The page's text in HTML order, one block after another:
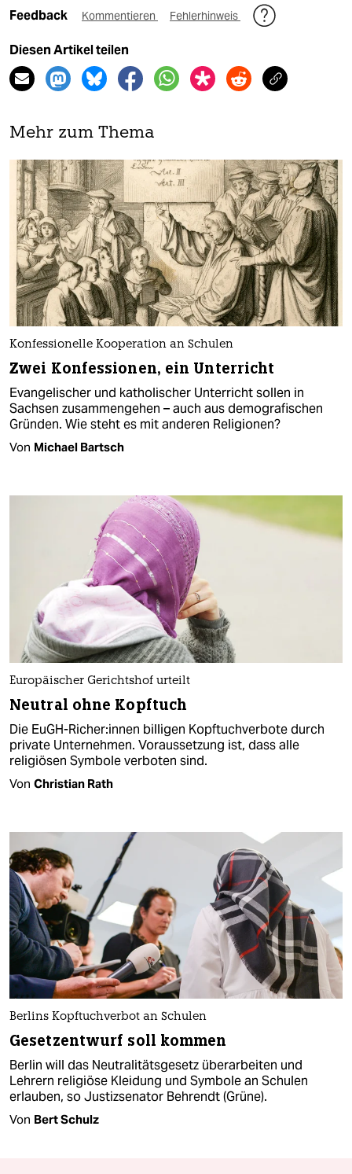
Feedback Kommentieren Fehlerhinweis
Diesen Artikel teilen
Mehr zum Thema
Konfessionelle Kooperation an Schulen
Zwei Konfessionen, ein Unterricht
Evangelischer und katholischer Unterricht sollen in
Sachsen zusammengehen – auch aus demografischen
Gründen. Wie steht es mit anderen Religionen?
Von Michael Bartsch
Europäischer Gerichtshof urteilt
Neutral ohne Kopftuch
Die EuGH-Richer:innen billigen Kopftuchverbote durch
private Unternehmen. Voraussetzung ist, dass alle
religiösen Symbole verboten sind.
Von Christian Rath
Berlins Kopftuchverbot an Schulen
Gesetzentwurf soll kommen
Berlin will das Neutralitätsgesetz überarbeiten und
Lehrern religiöse Kleidung und Symbole an Schulen
erlauben, so Justizsenator Behrendt (Grüne).
Von Bert Schulz